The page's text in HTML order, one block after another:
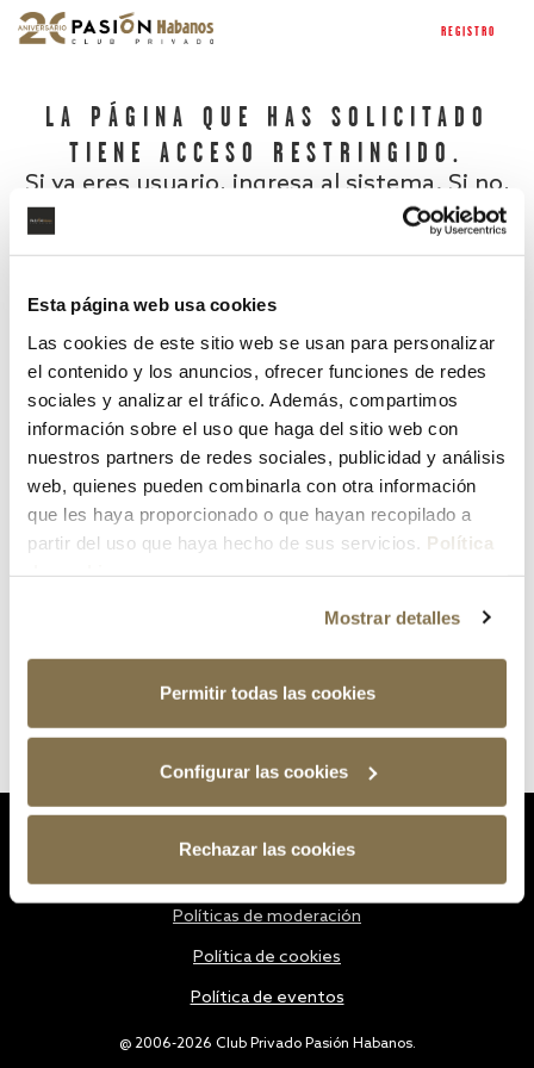
Esta página web usa cookies
Las cookies de este sitio web se usan para personalizar
el contenido y los anuncios, ofrecer funciones de redes
sociales y analizar el tráfico. Además, compartimos
información sobre el uso que haga del sitio web con
nuestros partners de redes sociales, publicidad y análisis
web, quienes pueden combinarla con otra información
que les haya proporcionado o que hayan recopilado a
partir del uso que haya hecho de sus servicios. Política
Mostrar detalles
Permitir todas las cookies
Configurar las cookies
Rechazar las cookies
REGISTRO
LA PÁGINA QUE HAS SOLICITADO
TIENE ACCESO RESTRINGIDO.
Si ya eres usuario, ingresa al sistema. Si no,
¿Has olvidado tu contraseña?
@ 2006-2026 Club Privado Pasión Habanos.
Políticas de moderación
Política de cookies
Política de eventos